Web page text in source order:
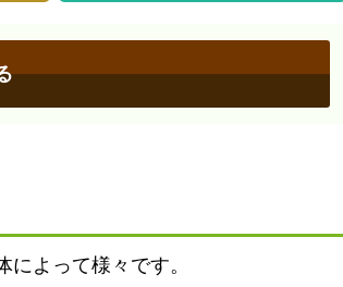
よって様々です。